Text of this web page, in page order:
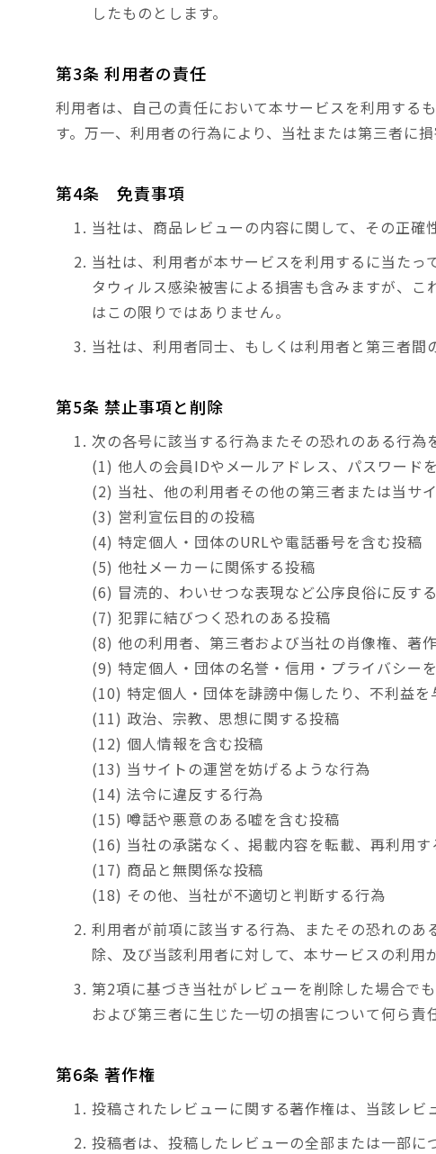
したものとします。
第3条 利用者の責任
利用者は、自己の責任において本サービスを利用する
す。万一、利用者の行為により、当社または第三者に
第4条 免責事項
当社は、商品レビューの内容に関して、その正確
当社は、利用者が本サービスを利用するに当た
タウィルス感染被害による損害も含みますが、
はこの限りではありません。
当社は、利用者同士、もしくは利用者と第三者間
第5条 禁止事項と削除
次の各号に該当する行為またその恐れのある行為
(1) 他人の会員IDやメールアドレス、パスワード
(2) 当社、他の利用者その他の第三者または当サ
(3) 営利宣伝目的の投稿
(4) 特定個人・団体のURLや電話番号を含む投稿
(5) 他社メーカーに関係する投稿
(6) 冒涜的、わいせつな表現など公序良俗に反す
(7) 犯罪に結びつく恐れのある投稿
(8) 他の利用者、第三者および当社の肖像権、著
(9) 特定個人・団体の名誉・信用・プライバシー
(10) 特定個人・団体を誹謗中傷したり、不利益
(11) 政治、宗教、思想に関する投稿
(12) 個人情報を含む投稿
(13) 当サイトの運営を妨げるような行為
(14) 法令に違反する行為
(15) 噂話や悪意のある嘘を含む投稿
(16) 当社の承諾なく、掲載内容を転載、再利用す
(17) 商品と無関係な投稿
(18) その他、当社が不適切と判断する行為
利用者が前項に該当する行為、またその恐れの
除、及び当該利用者に対して、本サービスの利用
第2項に基づき当社がレビューを削除した場合で
および第三者に生じた一切の損害について何ら責
第6条 著作権
投稿されたレビューに関する著作権は、当該レビ
投稿者は、投稿したレビューの全部または一部